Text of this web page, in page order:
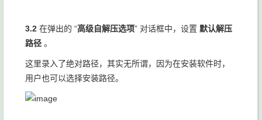
3.2 在弹出的 “高级自解压选项” 对话框中，设置 默认解压
路径 。
这里录入了绝对路径，其实无所谓，因为在安装软件时，
用户也可以选择安装路径。